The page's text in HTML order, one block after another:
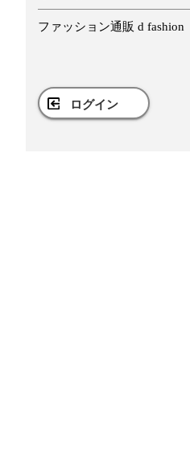
ファッション通販 d fashion
ログイン